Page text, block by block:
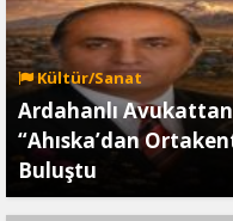
Kültür/Sanat
Ardahanlı
“Ahıska’dan
Buluştu